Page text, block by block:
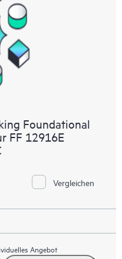
Foundational
FF 12916E
Vergleichen
Angebot